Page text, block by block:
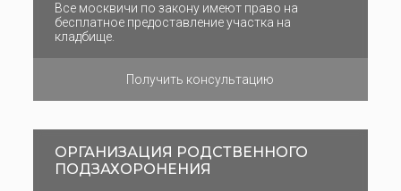
Все москвичи по закону имеют право на
бесплатное предоставление участка на
кладбище.
Получить консультацию
ОРГАНИЗАЦИЯ РОДСТВЕННОГО
ПОДЗАХОРОНЕНИЯ